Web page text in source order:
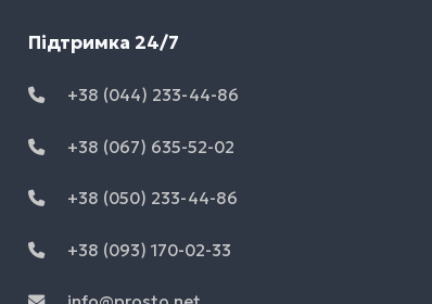
Підтримка 24/7
+38 (044) 233-44-86
+38 (067) 635-52-02
+38 (050) 233-44-86
+38 (093) 170-02-33